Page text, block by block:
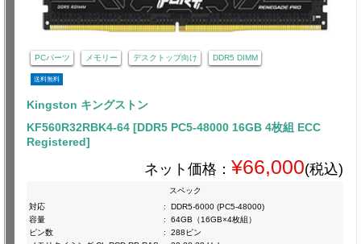
PCパーツ メモリー デスクトップ向け DDR5 DIMM
送料無料
Kingston キングストン
KF560R32RBK4-64 [DDR5 PC5-48000 16GB 4枚組 ECC
Registered]
ネット価格： ¥66,000(税込)
スペック
対応
:
DDR5-6000 (PC5-48000)
容量
:
64GB（16GB×4枚組）
ピン数
:
288ピン